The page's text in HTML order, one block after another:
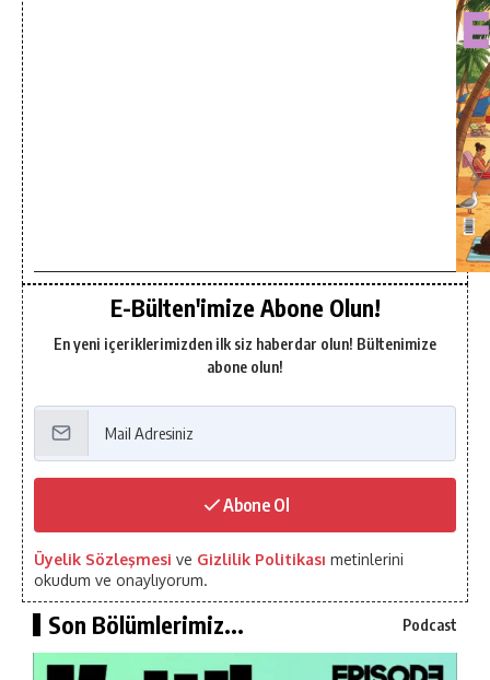
E-Bülten'imize Abone Olun!
En yeni içeriklerimizden ilk siz haberdar olun! Bültenimize
abone olun!
Abone Ol
Üyelik Sözleşmesi ve Gizlilik Politikası metinlerini
okudum ve onaylıyorum.
Son Bölümlerimiz... Podcast